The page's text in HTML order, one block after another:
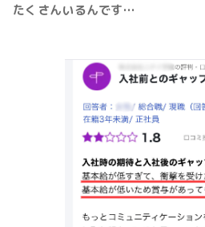
たくさんいるんです…